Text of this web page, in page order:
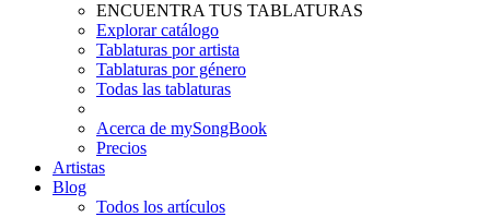
ENCUENTRA TUS TABLATURAS
Explorar catálogo
Tablaturas por artista
Tablaturas por género
Todas las tablaturas
Acerca de mySongBook
Precios
Artistas
Blog
Todos los artículos